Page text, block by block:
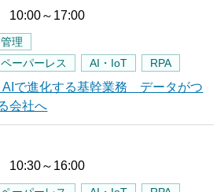
10:00～17:00
理
ーパーレス
AI・IoT RPA
で進化する基幹業務 データがつ
会社へ
10:30～16:00